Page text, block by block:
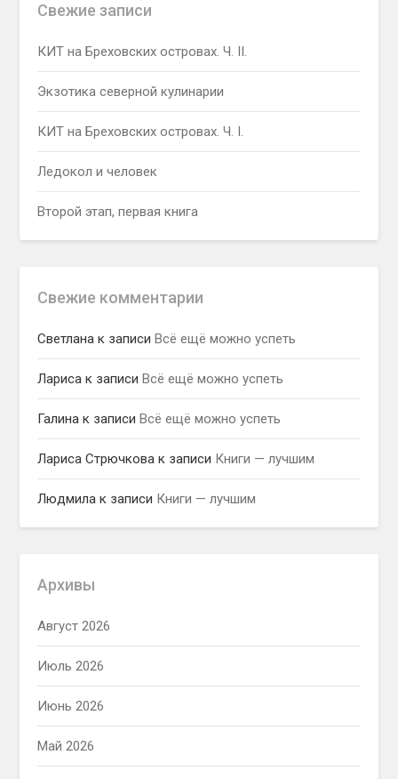
Свежие записи
КИТ на Бреховских островах. Ч. II.
Экзотика северной кулинарии
КИТ на Бреховских островах. Ч. I.
Ледокол и человек
Второй этап, первая книга
Свежие комментарии
Светлана к записи Всё ещё можно успеть
Лариса к записи Всё ещё можно успеть
Галина к записи Всё ещё можно успеть
Лариса Стрючкова к записи Книги — лучшим
Людмила к записи Книги — лучшим
Архивы
Август 2026
Июль 2026
Июнь 2026
Май 2026